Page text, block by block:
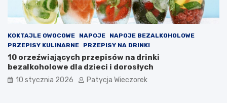
KOKTAJLE OWOCOWE NAPOJE
NAPOJE BEZALKOHOLOWE
PRZEPISY KULINARNE
PRZEPISY NA DRINKI
10 orzeźwiających przepisów na drinki
bezalkoholowe dla dzieci i dorosłych
10 stycznia 2026 Patycja Wieczorek